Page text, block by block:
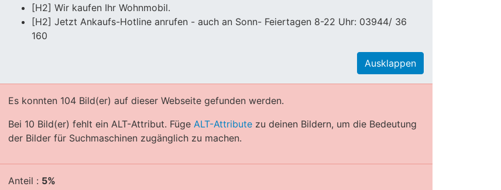
[H2] Wir kaufen Ihr Wohnmobil.
[H2] Jetzt Ankaufs-Hotline anrufen - auch an Sonn- Feiertagen 8-22 Uhr: 03944/ 36
160
Ausklappen
Es konnten 104 Bild(er) auf dieser Webseite gefunden werden.
Bei 10 Bild(er) fehlt ein ALT-Attribut. Füge ALT-Attribute zu deinen Bildern, um die Bedeutung
der Bilder für Suchmaschinen zugänglich zu machen.
Anteil : 5%